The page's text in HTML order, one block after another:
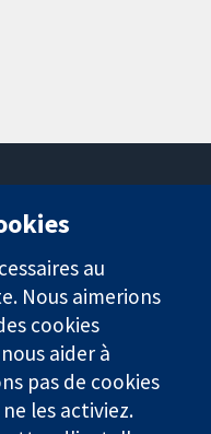
nous
Actualités
Service de
presse
Qui sommes-
nous
Offres
au
Nous aimerions
cookies
aider à
pas de cookies
les activiez.